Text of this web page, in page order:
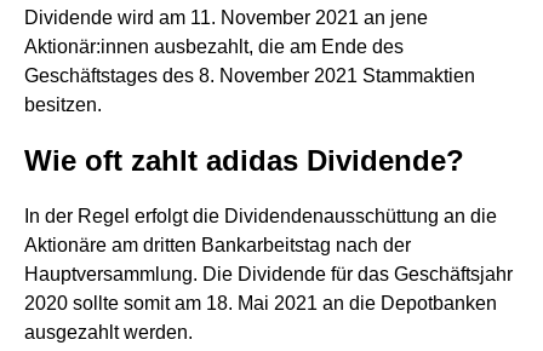
Dividende wird am 11. November 2021 an jene
Aktionär:innen ausbezahlt, die am Ende des
Geschäftstages des 8. November 2021 Stammaktien
besitzen.
Wie oft zahlt adidas Dividende?
In der Regel erfolgt die Dividendenausschüttung an die
Aktionäre am dritten Bankarbeitstag nach der
Hauptversammlung. Die Dividende für das Geschäftsjahr
2020 sollte somit am 18. Mai 2021 an die Depotbanken
ausgezahlt werden.